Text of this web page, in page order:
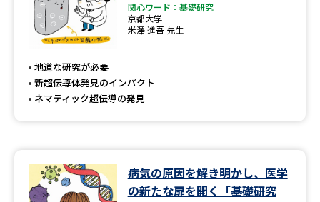
関心ワード：基礎研究
京都大学
米澤 進吾 先生
地道な研究が必要
新超伝導体発見のインパクト
ネマティック超伝導の発見
病気の原因を解き明かし、医学
の新たな扉を開く「基礎研究